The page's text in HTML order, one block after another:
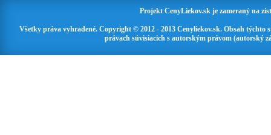
Projekt CenyLiekov.sk je zameraný na
Všetky práva vyhradené. Copyright © 2012 - 2013 Cenyliekov.sk. Obsah
právach súvisiacich s autorským právom (autorský